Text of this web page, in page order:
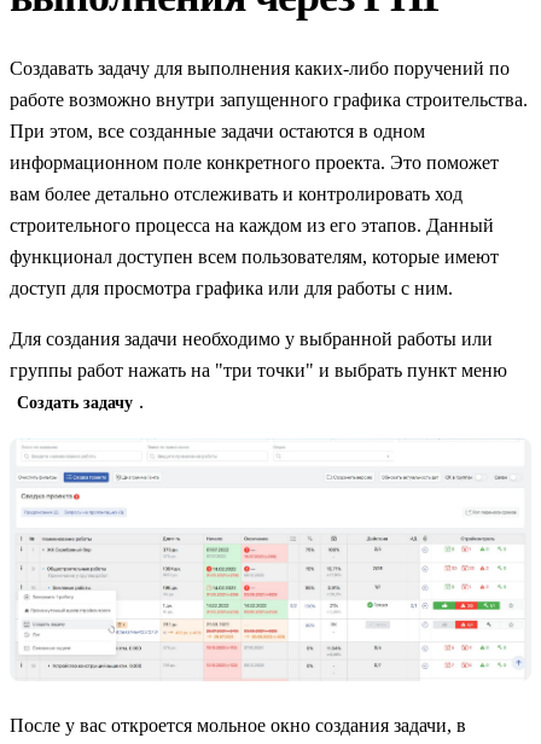
Создавать задачу для выполнения каких-либо поручений по
работе возможно внутри запущенного графика строительства.
При этом, все созданные задачи остаются в одном
информационном поле конкретного проекта. Это поможет
вам более детально отслеживать и контролировать ход
строительного процесса на каждом из его этапов. Данный
функционал доступен всем пользователям, которые имеют
доступ для просмотра графика или для работы с ним.
Для создания задачи необходимо у выбранной работы или
группы работ нажать на "три точки" и выбрать пункт меню
Создать задачу .
После у вас откроется мольное окно создания задачи, в